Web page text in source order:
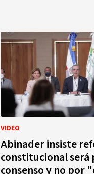
VIDEO
Abinader insiste
constitucional será
consenso y no por